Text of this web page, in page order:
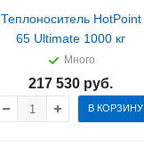
Теплоноситель HotPoint
65 Ultimate 1000 кг
Много
217 530 руб.
В КОРЗИНУ